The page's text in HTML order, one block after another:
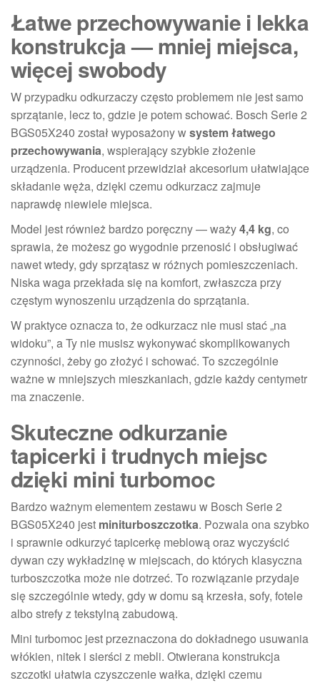
Łatwe przechowywanie i lekka
konstrukcja — mniej miejsca,
więcej swobody
W przypadku odkurzaczy często problemem nie jest samo
sprzątanie, lecz to, gdzie je potem schować. Bosch Serie 2
BGS05X240 został wyposażony wsystem łatwego
przechowywania, wspierający szybkie złożenie
urządzenia. Producent przewidział akcesorium ułatwiające
składanie węża, dzięki czemu odkurzacz zajmuje
naprawdę niewiele miejsca.
Model jest również bardzo poręczny — waży4,4 kg, co
sprawia, że możesz go wygodnie przenosić i obsługiwać
nawet wtedy, gdy sprzątasz w różnych pomieszczeniach.
Niska waga przekłada się na komfort, zwłaszcza przy
częstym wynoszeniu urządzenia do sprzątania.
W praktyce oznacza to, że odkurzacz nie musi stać „na
widoku”, a Ty nie musisz wykonywać skomplikowanych
czynności, żeby go złożyć i schować. To szczególnie
ważne w mniejszych mieszkaniach, gdzie każdy centymetr
ma znaczenie.
Skuteczne odkurzanie
tapicerki i trudnych miejsc
dzięki mini turbomoc
Bardzo ważnym elementem zestawu w Bosch Serie 2
BGS05X240 jest miniturboszczotka. Pozwala ona szybko
i sprawnie odkurzyć tapicerkę meblową oraz wyczyścić
dywan czy wykładzinę w miejscach, do których klasyczna
turboszczotka może nie dotrzeć. To rozwiązanie przydaje
się szczególnie wtedy, gdy w domu są krzesła, sofy, fotele
albo strefy z tekstylną zabudową.
Mini turbomoc jest przeznaczona do dokładnego usuwania
włókien, nitek i sierści z mebli. Otwierana konstrukcja
szczotki ułatwia czyszczenie wałka, dzięki czemu